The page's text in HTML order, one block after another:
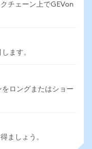
チェーン上でGEVon
ます。
ロングまたはショー
ましょう。